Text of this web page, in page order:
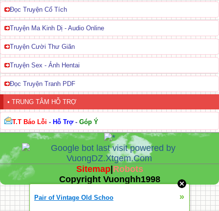
Đọc Truyện Cổ Tích
Truyện Ma Kinh Dị - Audio Online
Truyện Cười Thư Giãn
Truyện Sex - Ảnh Hentai
Đọc Truyện Tranh PDF
• TRUNG TÂM HỖ TRỢ
T.T Báo Lỗi - Hỗ Trợ- Góp Ý
Sitemap| Robots
Copyright Vuonghh1998
Pair of Vintage Old Schoo »